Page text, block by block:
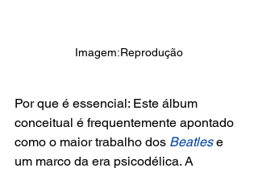
Imagem:Reprodução
Por que é essencial: Este álbum
conceitual é frequentemente apontado
como o maior trabalho dos Beatles e
um marco da era psicodélica. A